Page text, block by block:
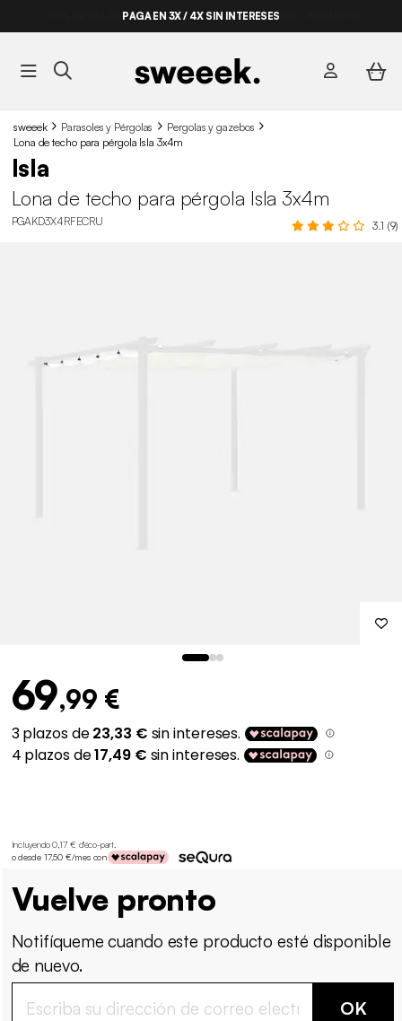
-10% EXTRA EN PERGOLAS BIOCLIMÁTICAS* CÓDIGO:
PAGA EN 3X / 4X SIN INTERESES
sweeek Parasoles y Pérgolas
Pergolas y gazebos
Lona de techo para pérgola Isla 3x4m
Isla
Lona de techo para pérgola Isla 3x4m
PGAKD3X4RFECRU 3.1 (9)
69,99 €
Incluyendo 0,17 € d'éco-part.
o desde 17,50 €/mes con
Vuelve pronto
Notifíqueme cuando este producto esté disponible
de nuevo.
OK